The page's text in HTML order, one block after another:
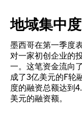
地域集中度
墨西哥在第一季度
对一家初创企业的
一。这笔资金流向
成了3亿美元的F轮
度的融资总额达到
美元的融资额。